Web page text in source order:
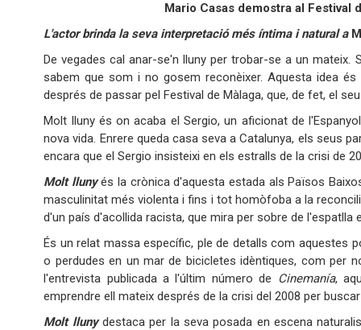
Mario Casas demostra al Festival
L'actor brinda la seva interpretació més íntima i natural a
De vegades cal anar-se'n lluny per trobar-se a un mateix.
sabem que som i no gosem reconèixer. Aquesta idea
després de passar pel Festival de Màlaga, que, de fet, el
Molt lluny és on acaba el Sergio, un aficionat de
nova vida. Enrere queda casa seva a Catalunya, els seus
encara que el Sergio insisteixi en els estralls de la crisi de
Molt llunyés la crònica d'aquesta estada als Països
masculinitat més violenta i fins i tot homòfoba a la
d'un país d'acollida racista, que mira per sobre de
És un relat massa específic, ple de detalls com aquestes
o perdudes en un mar de bicicletes idèntiques, com per
l'entrevista publicada a l'últim número de Cinemanía,
emprendre ell mateix després de la crisi del 2008 per
Molt llunydestaca per la seva posada en escena